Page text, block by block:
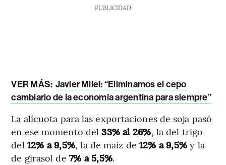
PUBLICIDAD
VER MÁS: Javier Milei: “Eliminamos el cepo
cambiario de la economía argentina para siempre”
La alícuota para las exportaciones de soja pasó
en ese momento del33% al 26%, la del trigo
del 12% a 9,5%, la de maíz de 12% a 9,5% y la
de girasol de 7% a 5,5%.